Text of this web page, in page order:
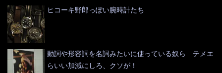
ヒコーキ野郎っぽい腕時計たち
動詞や形容詞を名詞みたいに使っている奴ら テメエ
らいい加減にしろ、クソが！